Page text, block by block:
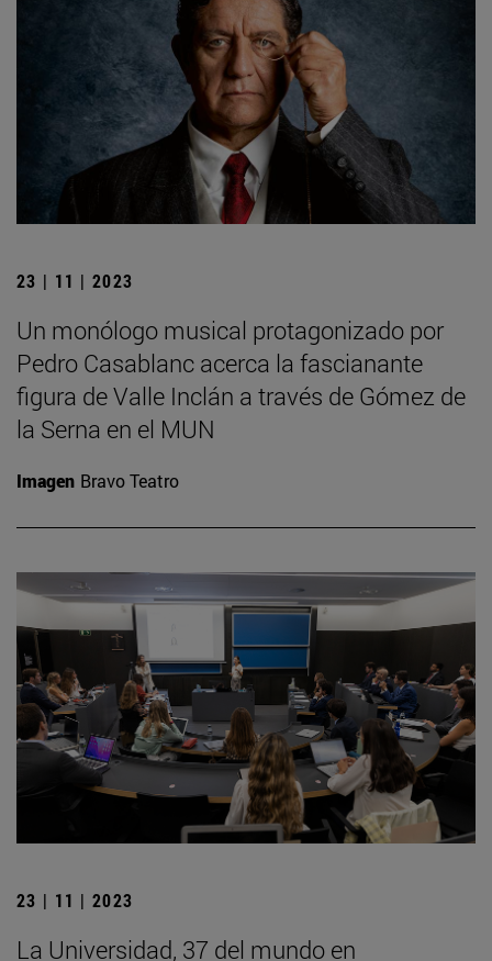
23 | 11 | 2023
Un monólogo musical protagonizado por
Pedro Casablanc acerca la fascianante
figura de Valle Inclán a través de Gómez de
la Serna en el MUN
Imagen Bravo Teatro
23 | 11 | 2023
La Universidad, 37 del mundo en